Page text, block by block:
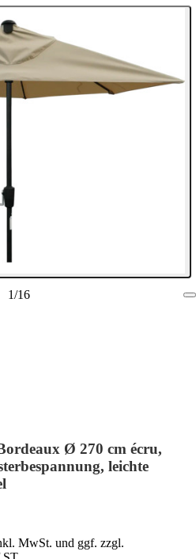
1/16
Ø 270 cm écru,
leichte
MwSt. und ggf. zzgl.